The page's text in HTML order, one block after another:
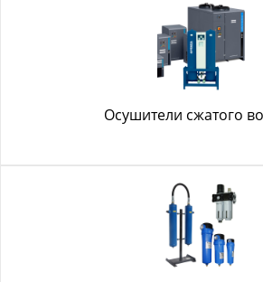
Осушители сжатого